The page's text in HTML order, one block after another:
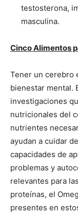
testosterona,
masculina.
Cinco Alimentos
Tener un cerebro
bienestar mental.
investigaciones
nutricionales del
nutrientes
ayudan a cuidar
capacidades de
problemas y
relevantes para
proteínas, el
presentes en